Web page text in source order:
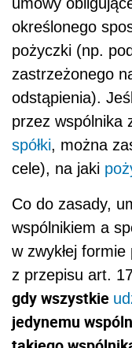
określonego
pożyczki (np.
zastrzeżonego
odstąpienia).
przez wspólnika
spółki, można
cele), na jaki
Co do zasady,
wspólnikiem a
w zwykłej
z przepisu art.
gdy wszystkie
jedynemu